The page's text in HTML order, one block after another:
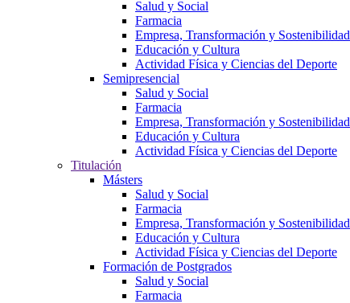
Salud y Social
Farmacia
Empresa, Transformación y Sostenibilidad
Educación y Cultura
Actividad Física y Ciencias del Deporte
Semipresencial
Salud y Social
Farmacia
Empresa, Transformación y Sostenibilidad
Educación y Cultura
Actividad Física y Ciencias del Deporte
Titulación
Másters
Salud y Social
Farmacia
Empresa, Transformación y Sostenibilidad
Educación y Cultura
Actividad Física y Ciencias del Deporte
Formación de Postgrados
Salud y Social
Farmacia